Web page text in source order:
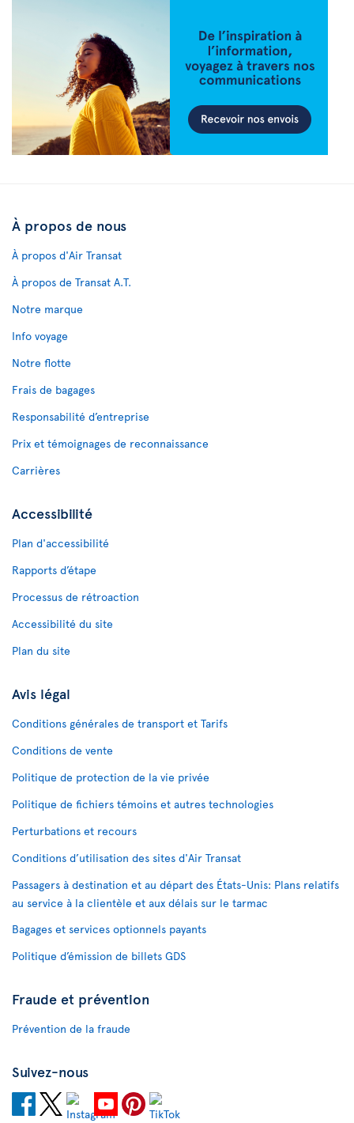
À propos de nous
À propos d'Air Transat
À propos de Transat A.T.
Notre marque
Info voyage
Notre flotte
Frais de bagages
Responsabilité d’entreprise
Prix et témoignages de reconnaissance
Carrières
Accessibilité
Plan d'accessibilité
Rapports d’étape
Processus de rétroaction
Accessibilité du site
Plan du site
Avis légal
Conditions générales de transport et Tarifs
Conditions de vente
Politique de protection de la vie privée
Politique de fichiers témoins et autres technologies
Perturbations et recours
Conditions d’utilisation des sites d'Air Transat
Passagers à destination et au départ des États-Unis: Plans relatifs
au service à la clientèle et aux délais sur le tarmac
Bagages et services optionnels payants
Politique d’émission de billets GDS
Fraude et prévention
Prévention de la fraude
Suivez-nous